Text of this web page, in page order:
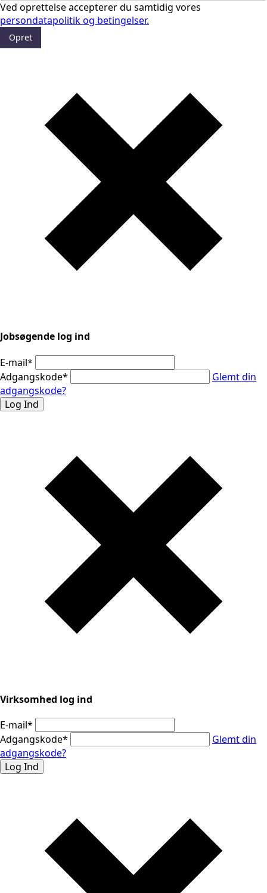
Ved oprettelse accepterer du samtidig vores
persondatapolitik og betingelser.
Opret
Jobsøgende log ind
E-mail*
Adgangskode*
Glemt din
adgangskode?
Log Ind
Virksomhed log ind
E-mail*
Adgangskode*
Glemt din
adgangskode?
Log Ind